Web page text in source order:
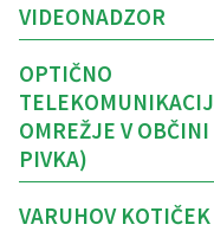
VIDEONADZOR
OPTIČNO
OMREŽJE V
PIVKA)
VARUHOV KOTIČEK